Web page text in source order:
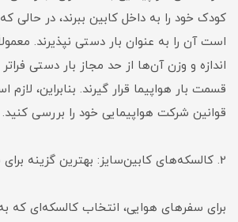
کودک خود را به داخل کابین ببرند، در حالی
است آن را به عنوان بار دستی نپذیرند.
اندازه و وزن آن‌ها از حد مجاز بار دستی فراتر
قسمت بار هواپیما قرار گیرند. بنابراین،
قوانین شرکت هواپیمایی خود را بررسی کنید.
2. کالسکه‌های کابین‌سایز: بهترین گزینه برای سفرهای هوایی
برای سفرهای هوایی، انتخاب کالسکه‌ای که